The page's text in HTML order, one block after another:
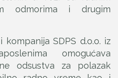
odmorima i drugim
SDPS d.o.o. iz
omogućava
odsustva za polazak